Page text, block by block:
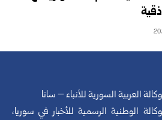
العربية السورية للأنباء – سانا
الوطنية الرسمية للأخبار في سوريا،